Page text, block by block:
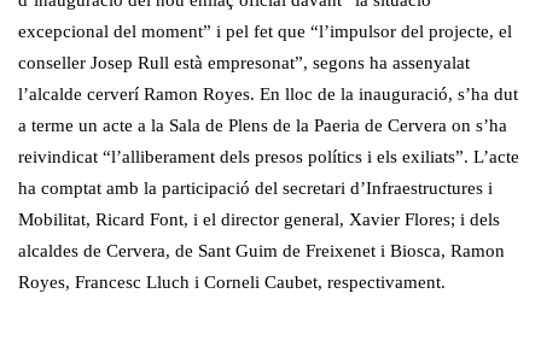
excepcional del moment” i pel fet que “l’impulsor del projecte, el
conseller Josep Rull està empresonat”, segons ha assenyalat
l’alcalde cerverí Ramon Royes. En lloc de la inauguració, s’ha dut
a terme un acte a la Sala de Plens de la Paeria de Cervera on s’ha
reivindicat “l’alliberament dels presos polítics i els exiliats”. L’acte
ha comptat amb la participació del secretari d’Infraestructures i
Mobilitat, Ricard Font, i el director general, Xavier Flores; i dels
alcaldes de Cervera, de Sant Guim de Freixenet i Biosca, Ramon
Royes, Francesc Lluch i Corneli Caubet, respectivament.